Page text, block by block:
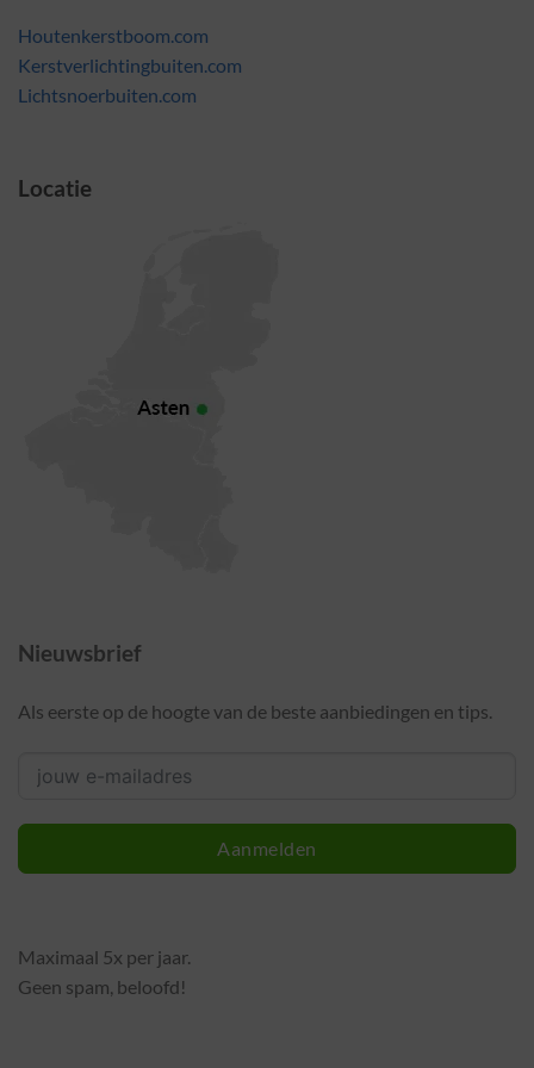
Houtenkerstboom.com
Kerstverlichtingbuiten.com
Lichtsnoerbuiten.com
Locatie
Nieuwsbrief
Als eerste op de hoogte van de beste aanbiedingen en tips.
Aanmelden
Maximaal 5x per jaar.
Geen spam, beloofd!